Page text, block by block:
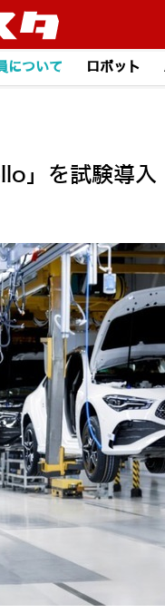
について ロボット
」を試験導